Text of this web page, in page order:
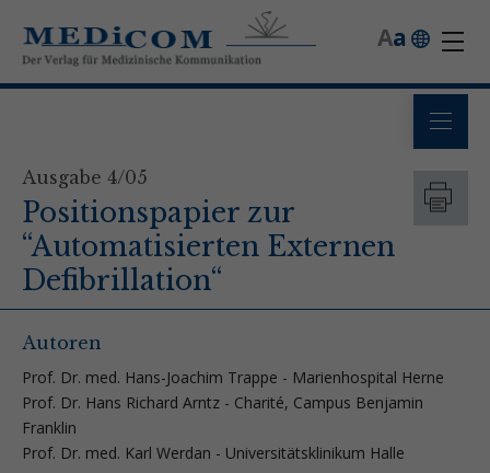
a
A
Ausgabe 4/05
Positionspapier zur
“Automatisierten Externen
Defibrillation“
Autoren
Prof. Dr. med. Hans-Joachim Trappe - Marienhospital Herne
Prof. Dr. Hans Richard Arntz - Charité, Campus Benjamin
Franklin
Prof. Dr. med. Karl Werdan - Universitätsklinikum Halle